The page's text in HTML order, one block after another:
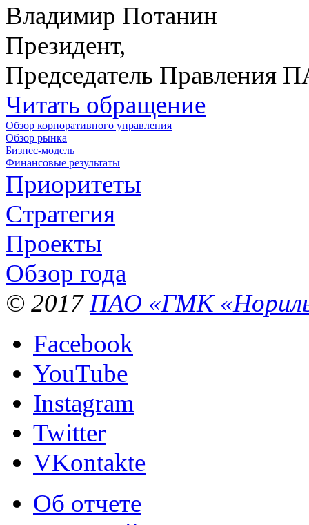
Владимир Потанин
Президент,
Председатель Правления
Читать обращение
Обзор корпоративного управления
Обзор рынка
Бизнес-модель
Финансовые результаты
Приоритеты
Стратегия
Проекты
Обзор года
© 2017 ПАО «ГМК
Facebook
YouTube
Instagram
Twitter
VKontakte
Об отчете